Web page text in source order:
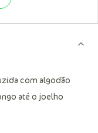
com algodão
até o joelho